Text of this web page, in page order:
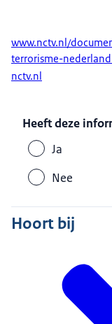
www.nctv.nl/
terrorisme-
nctv.nl
Heeft deze
Ja
Nee
Hoort bij